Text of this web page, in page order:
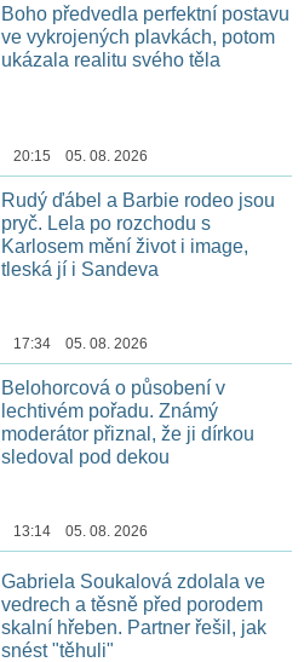
Boho předvedla perfektní postavu
ve vykrojených plavkách, potom
ukázala realitu svého těla
20:15 05. 08. 2026
Rudý ďábel a Barbie rodeo jsou
pryč. Lela po rozchodu s
Karlosem mění život i image,
tleská jí i Sandeva
17:34 05. 08. 2026
Belohorcová o působení v
lechtivém pořadu. Známý
moderátor přiznal, že ji dírkou
sledoval pod dekou
13:14 05. 08. 2026
Gabriela Soukalová zdolala ve
vedrech a těsně před porodem
skalní hřeben. Partner řešil, jak
snést "těhuli"